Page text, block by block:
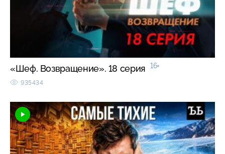
«Шеф. Возвращение». 18 серия 16+
935434